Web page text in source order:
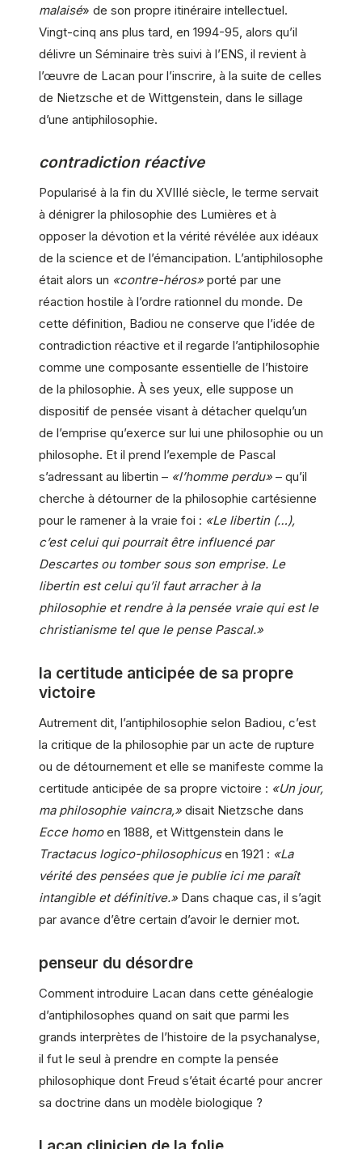
malaisé» de son propre itinéraire intellectuel.
Vingt-cinq ans plus tard, en 1994-95, alors qu’il
délivre un Séminaire très suivi à l’ENS, il revient à
l’œuvre de Lacan pour l’inscrire, à la suite de celles
de Nietzsche et de Wittgenstein, dans le sillage
d’une antiphilosophie.
contradiction réactive
Popularisé à la fin du XVIIIé siècle, le terme servait
à dénigrer la philosophie des Lumières et à
opposer la dévotion et la vérité révélée aux idéaux
de la science et de l’émancipation. L’antiphilosophe
était alors un «contre-héros» porté par une
réaction hostile à l’ordre rationnel du monde. De
cette définition, Badiou ne conserve que l’idée de
contradiction réactive et il regarde l’antiphilosophie
comme une composante essentielle de l’histoire
de la philosophie. À ses yeux, elle suppose un
dispositif de pensée visant à détacher quelqu’un
de l’emprise qu’exerce sur lui une philosophie ou un
philosophe. Et il prend l’exemple de Pascal
s’adressant au libertin – «l’homme perdu» – qu’il
cherche à détourner de la philosophie cartésienne
pour le ramener à la vraie foi : «Le libertin (…),
c’est celui qui pourrait être influencé par
Descartes ou tomber sous son emprise. Le
libertin est celui qu’il faut arracher à la
philosophie et rendre à la pensée vraie qui est le
christianisme tel que le pense Pascal.»
la certitude anticipée de sa propre
victoire
Autrement dit, l’antiphilosophie selon Badiou, c’est
la critique de la philosophie par un acte de rupture
ou de détournement et elle se manifeste comme la
certitude anticipée de sa propre victoire : «Un jour,
ma philosophie vaincra,» disait Nietzsche dans
Ecce homoen 1888, et Wittgenstein dans le
Tractacus logico-philosophicusen 1921 : «La
vérité des pensées que je publie ici me paraît
intangible et définitive.» Dans chaque cas, il s’agit
par avance d’être certain d’avoir le dernier mot.
penseur du désordre
Comment introduire Lacan dans cette généalogie
d’antiphilosophes quand on sait que parmi les
grands interprètes de l’histoire de la psychanalyse,
il fut le seul à prendre en compte la pensée
philosophique dont Freud s’était écarté pour ancrer
sa doctrine dans un modèle biologique ?